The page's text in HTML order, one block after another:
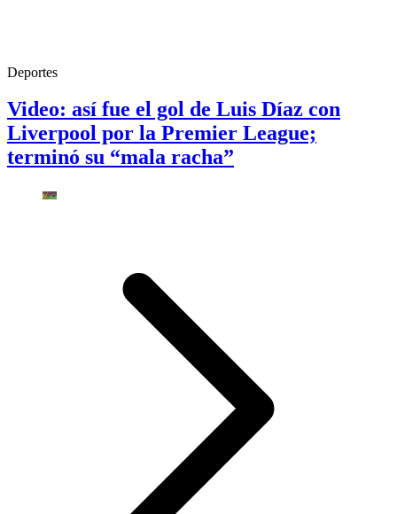
Deportes
Video: así fue el gol de Luis Díaz con
Liverpool por la Premier League;
terminó su “mala racha”